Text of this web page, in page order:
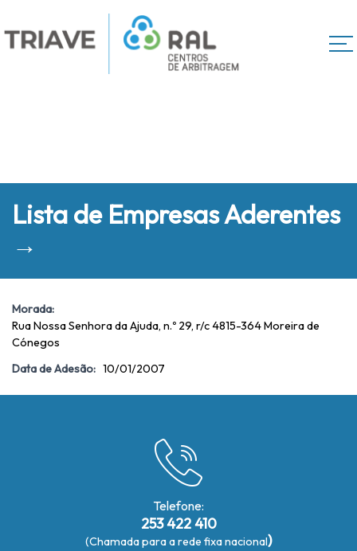
Lista de Empresas Aderentes
→
Morada:
Rua Nossa Senhora da Ajuda, n.º 29, r/c 4815-364 Moreira de
Cónegos
Data de Adesão: 10/01/2007
Telefone:
253 422 410
(Chamada para a rede fixa nacional)